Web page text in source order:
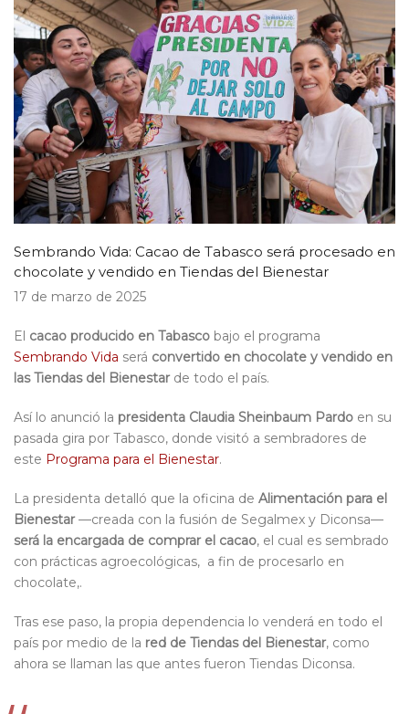
Sembrando Vida: Cacao de Tabasco será procesado en
chocolate y vendido en Tiendas del Bienestar
17 de marzo de 2025
El cacao producido en Tabasco bajo el programa
Sembrando Vida será convertido en chocolate y vendido en
las Tiendas del Bienestarde todo el país.
Así lo anunció la presidenta Claudia Sheinbaum Pardo en su
pasada gira por Tabasco, donde visitó a sembradores de
este Programa para el Bienestar.
La presidenta detalló que la oficina de Alimentación para el
Bienestar—creada con la fusión de Segalmex y Diconsa—
será la encargada de comprar el cacao, el cual es sembrado
con prácticas agroecológicas, a fin de procesarlo en
chocolate,.
Tras ese paso, la propia dependencia lo venderá en todo el
país por medio de la red de Tiendas del Bienestar, como
ahora se llaman las que antes fueron Tiendas Diconsa.